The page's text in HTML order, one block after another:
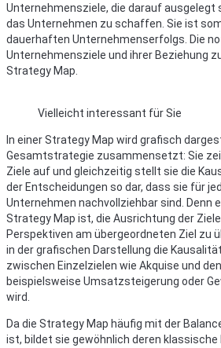
Unternehmensziele, die darauf
das Unternehmen zu schaffen. Sie ist
dauerhaften Unternehmenserfolgs. Die
Unternehmensziele und ihrer Beziehung
Strategy Map.
Vielleicht interessant für Sie
In einer Strategy Map wird grafisch
Gesamtstrategie zusammensetzt: Sie
Ziele auf und gleichzeitig stellt sie die
der Entscheidungen so dar, dass sie für
Unternehmen nachvollziehbar sind. Denn
Strategy Map ist, die Ausrichtung der
Perspektiven am übergeordneten Ziel zu
in der grafischen Darstellung die
zwischen Einzelzielen wie Akquise und
beispielsweise Umsatzsteigerung oder
wird.
Da die Strategy Map häufig mit der
ist, bildet sie gewöhnlich deren klassische